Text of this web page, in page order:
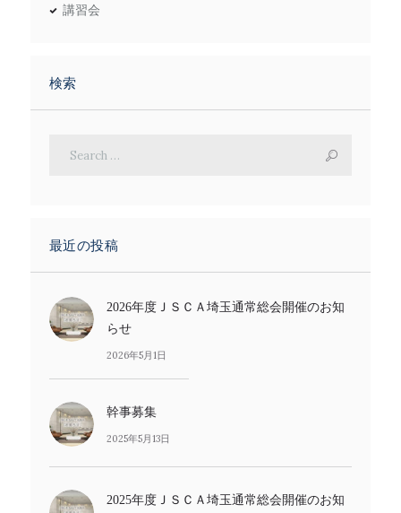
講習会
検索
最近の投稿
2026年度ＪＳＣＡ埼玉通常総会開催のお知
らせ
2026年5月1日
幹事募集
2025年5月13日
2025年度ＪＳＣＡ埼玉通常総会開催のお知